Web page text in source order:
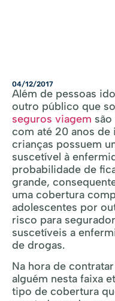
04/12/2017
Além de pessoas
outro público que
seguros viagem
com até 20 anos
crianças possuem
suscetível à
probabilidade de
grande,
uma cobertura
adolescentes por
risco para
suscetíveis a
de drogas.
Na hora de
alguém nesta faixa
tipo de cobertura